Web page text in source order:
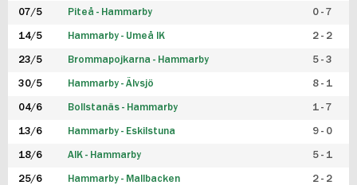
07/5 Piteå - Hammarby 0 - 7
14/5 Hammarby - Umeå IK 2 - 2
23/5 Brommapojkarna - Hammarby 5 - 3
30/5 Hammarby - Älvsjö 8 - 1
04/6 Bollstanäs - Hammarby 1 - 7
13/6 Hammarby - Eskilstuna 9 - 0
18/6 AIK - Hammarby 5 - 1
25/6 Hammarby - Mallbacken 2 - 2